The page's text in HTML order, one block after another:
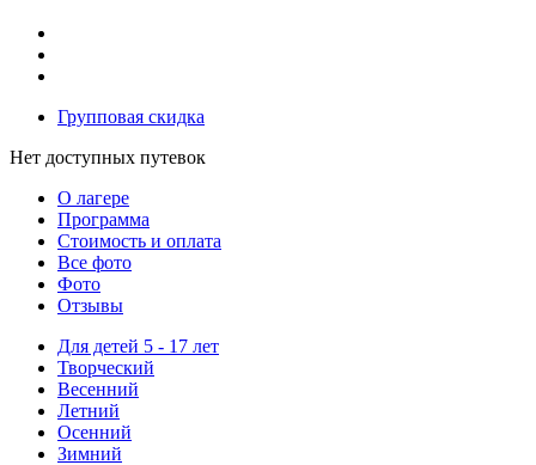
Групповая скидка
Нет доступных путевок
О лагере
Программа
Стоимость и оплата
Все фото
Фото
Отзывы
Для детей 5 - 17 лет
Творческий
Весенний
Летний
Осенний
Зимний